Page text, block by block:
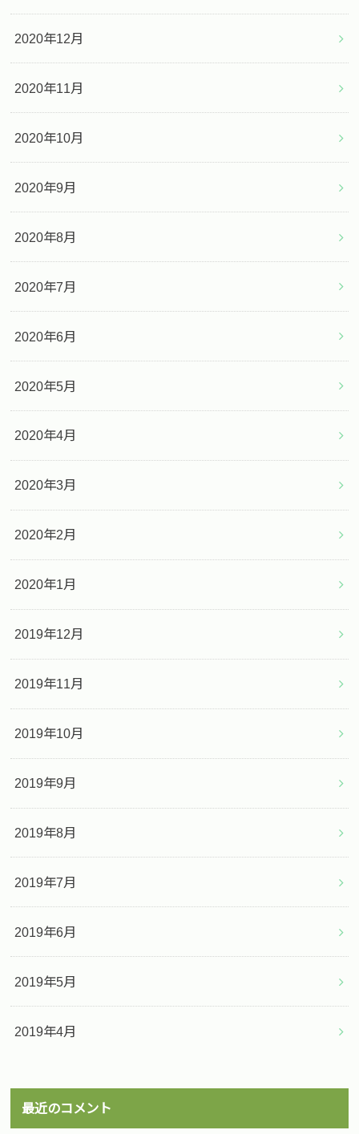
2020年12月
2020年11月
2020年10月
2020年9月
2020年8月
2020年7月
2020年6月
2020年5月
2020年4月
2020年3月
2020年2月
2020年1月
2019年12月
2019年11月
2019年10月
2019年9月
2019年8月
2019年7月
2019年6月
2019年5月
2019年4月
最近のコメント